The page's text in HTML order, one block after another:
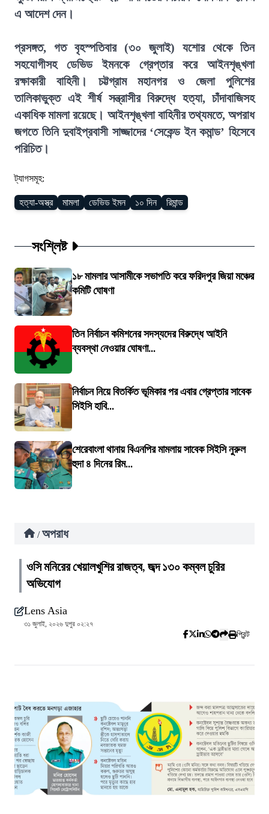
এ আদেশ দেন।
প্রসঙ্গত, গত বৃহস্পতিবার (৩০ জুলাই) যশোর থেকে তিন
সহযোগীসহ ডেভিড ইমনকে গ্রেপ্তার করে আইনশৃঙ্খলা
রক্ষাকারী বাহিনী। চট্টগ্রাম মহানগর ও জেলা পুলিশের
তালিকাভুক্ত এই শীর্ষ সন্ত্রাসীর বিরুদ্ধে হত্যা, চাঁদাবাজিসহ
একাধিক মামলা রয়েছে। আইনশৃঙ্খলা বাহিনীর তথ্যমতে, অপরাধ
জগতে তিনি দুবাইপ্রবাসী সাজ্জাদের ‘সেকেন্ড ইন কমান্ড’ হিসেবে
পরিচিত।
ট্যাগসমূহ:
হত্যা-অস্ত্র মামলা ডেভিড ইমন ১০ দিন রিমান্ড
সংশ্লিষ্ট
১৮ মামলার আসামীকে সভাপতি করে ফরিদপুর জিয়া মঞ্চের
কমিটি ঘোষণা
তিন নির্বাচন কমিশনের সদস্যদের বিরুদ্ধে আইনি
ব্যবস্থা নেওয়ার ঘোষণা...
নির্বাচন নিয়ে বিতর্কিত ভূমিকার পর এবার গ্রেপ্তার সাবেক
সিইসি হাবি...
শেরেবাংলা থানায় বিএনপির মামলায় সাবেক সিইসি নুরুল
হুদা ৪ দিনের রিম...
/ অপরাধ
ওসি মনিরের খেয়ালখুশির রাজত্ব, জব্দ ১৩০ কম্বল চুরির
অভিযোগ
Lens Asia
৩১ জুলাই, ২০২৬ দুপুর ০২:২৭
প্রিন্ট